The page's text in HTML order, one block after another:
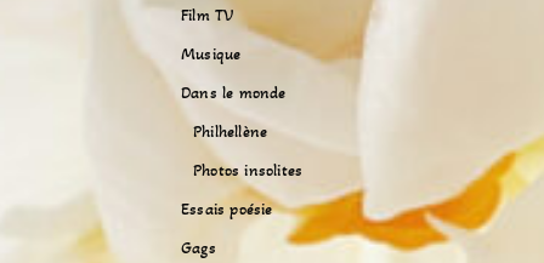
Film TV
Musique
Dans le monde
Philhellène
Photos insolites
Essais poésie
Gags